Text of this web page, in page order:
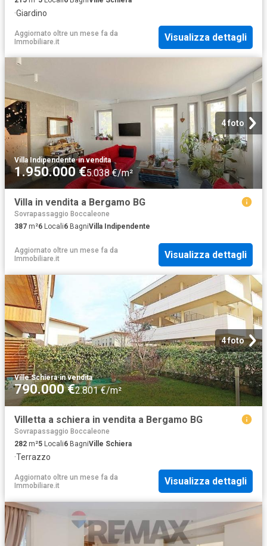
·Giardino
Aggiornato oltre un mese fa da
Immobiliare.it
Visualizza dettagli
4 foto
Villa Indipendente·in vendita
1.950.000 €5.038 €/m²
Villa in vendita a Bergamo BG
Sovrapassaggio Boccaleone
387 m²6 Locali6 BagniVilla Indipendente
Aggiornato oltre un mese fa da
Immobiliare.it
Visualizza dettagli
4 foto
Ville Schiera·in vendita
790.000 €2.801 €/m²
Villetta a schiera in vendita a Bergamo BG
Sovrapassaggio Boccaleone
282 m²5 Locali6 BagniVille Schiera
·Terrazzo
Aggiornato oltre un mese fa da
Immobiliare.it
Visualizza dettagli